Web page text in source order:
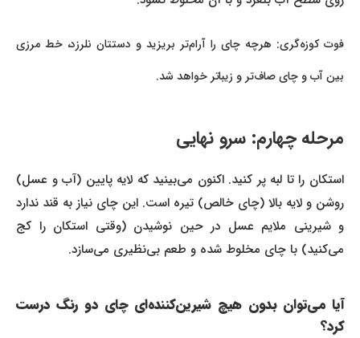
فوت کوزه‌گری: هرچه چای را آرام‌تر بریزید و دستتان نلرزد، خط مرزی
بین آب و چای صاف‌تر و زیباتر خواهد شد.
مرحله چهارم: سرو نهایی
استکان را تا لبه پر کنید. اکنون می‌بینید که لایه پایین (آب و عسل)
روشن و لایه بالا (چای خالص) تیره است. این چای نیاز به قند ندارد
و شیرینی ملایم عسل در حین نوشیدن (وقتی استکان را کج
می‌کنید) با چای مخلوط شده و طعم بی‌نظیری می‌سازد.
آیا می‌توان بدون هیچ شیرین‌کننده‌ای چای دو رنگ درست
کرد؟